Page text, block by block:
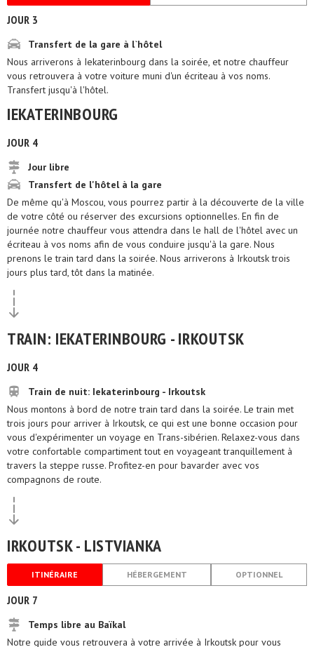
JOUR 3
Transfert de la gare à l`hôtel
Nous arriverons à Iekaterinbourg dans la soirée, et notre chauffeur
vous retrouvera à votre voiture muni d'un écriteau à vos noms.
Transfert jusqu'à l'hôtel.
IEKATERINBOURG
JOUR 4
Jour libre
Transfert de l'hôtel à la gare
De même qu'à Moscou, vous pourrez partir à la découverte de la ville
de votre côté ou réserver des excursions optionnelles. En fin de
journée notre chauffeur vous attendra dans le hall de l'hôtel avec un
écriteau à vos noms afin de vous conduire jusqu'à la gare. Nous
prenons le train tard dans la soirée. Nous arriverons à Irkoutsk trois
jours plus tard, tôt dans la matinée.
TRAIN: IEKATERINBOURG - IRKOUTSK
JOUR 4
Train de nuit: Iekaterinbourg - Irkoutsk
Nous montons à bord de notre train tard dans la soirée. Le train met
trois jours pour arriver à Irkoutsk, ce qui est une bonne occasion pour
vous d'expérimenter un voyage en Trans-sibérien. Relaxez-vous dans
votre confortable compartiment tout en voyageant tranquillement à
travers la steppe russe. Profitez-en pour bavarder avec vos
compagnons de route.
IRKOUTSK - LISTVIANKA
ITINÉRAIRE HÉBERGEMENT OPTIONNEL
JOUR 7
Temps libre au Baïkal
Notre guide vous retrouvera à votre arrivée à Irkoutsk pour vous